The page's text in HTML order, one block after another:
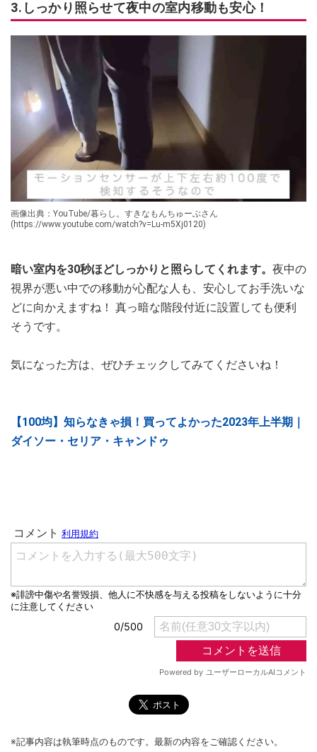
3.しっかり照らせて夜中の室内移動も安心！
画像出典：YouTube/暮らし。すきなもんちゅーぶさん
(https://www.youtube.com/watch?v=Lu-m5Xj0120)
暗い室内を30秒ほどしっかりと照らしてくれます。 夜中の
視界が悪い中での移動が心配な人も、安心してお手洗いな
どに向かえますね！ 真っ暗な階段付近に設置しても便利
そうです。
気になった方は、ぜひチェックしてみてくださいね！
【100均】知らなきゃ損！買ってよかった2023年上半期｜
ダイソー・セリア・キャンドゥ
※記事内容は執筆時点のものです。最新の内容をご確認ください。